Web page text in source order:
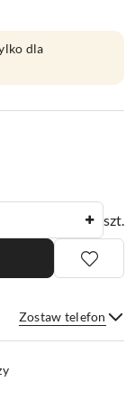
dla
szt.
Zostaw telefon